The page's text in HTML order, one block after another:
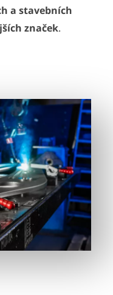
a stavebních
značek.